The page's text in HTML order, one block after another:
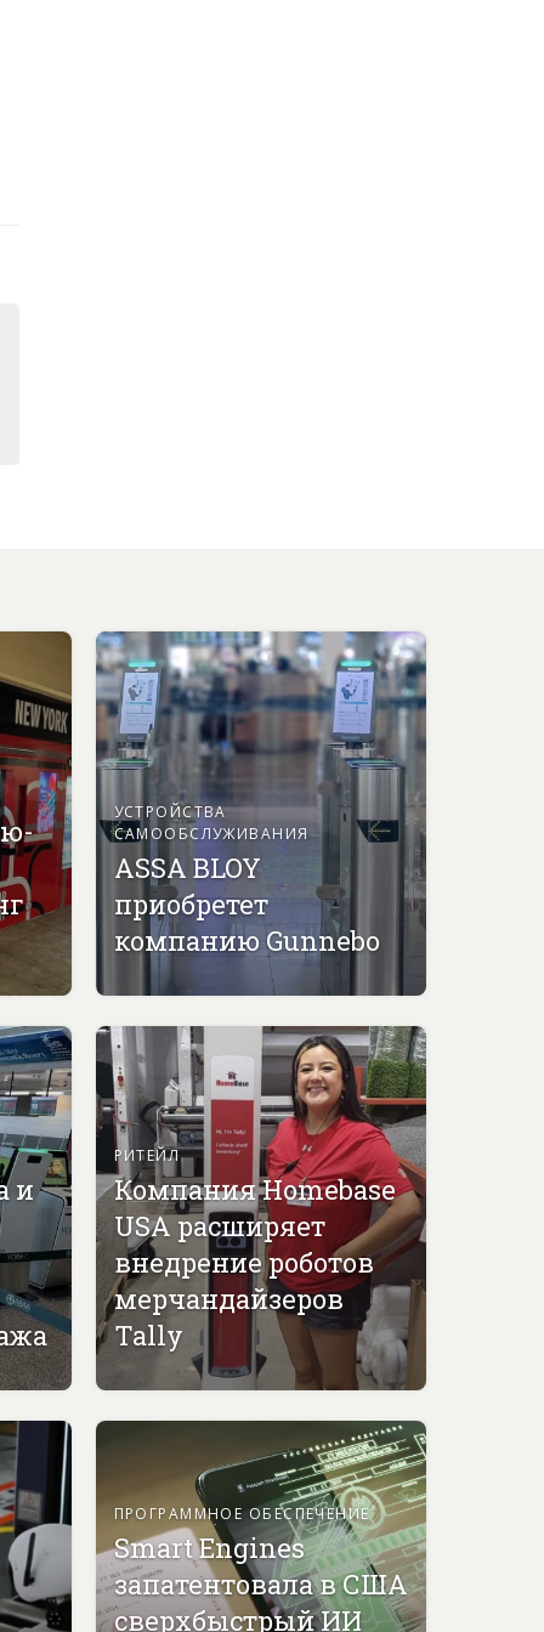
УСТРОЙСТВА
САМООБСЛУЖИВАНИЯ
ASSA BLOY
приобретет
компанию Gunnebo
и
РИТЕЙЛ
Компания Homebase
USA расширяет
внедрение роботов
мерчандайзеров
Tally
ПРОГРАММНОЕ ОБЕСПЕЧЕНИЕ
Smart Engines
запатентовала в США
сверхбыстрый ИИ